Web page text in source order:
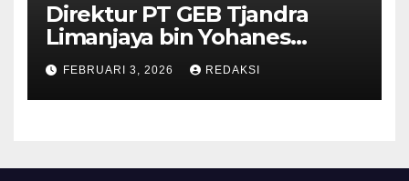
Direktur PT GEB Tjandra
Limanjaya bin Yohanes
Limanjaya dan Semangat
Membangun Negeri
FEBRUARI 3, 2026 REDAKSI